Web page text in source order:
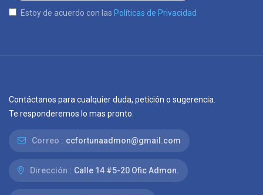
Estoy de acuerdo con las Políticas de Privacidad
Contáctanos para cualquier duda, petición o sugerencia.
Te responderemos lo mas pronto.
Correo : ccfortunaadmon@gmail.com
Dirección : Calle 14 #5-20 Ofic Admon.